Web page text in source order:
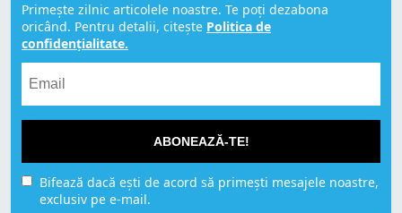
Primește zilnic articolele noastre. Te poți dezabona
oricând. Pentru detalii, citește Politica de
confidențialitate.
ABONEAZĂ-TE!
Bifează dacă ești de acord să primești mesajele noastre,
exclusiv pe e-mail.